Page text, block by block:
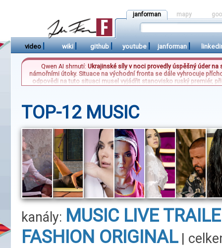
janforman mapy
video | wiki | github | youtube | janforman |
Qwen AI shrnutí: Ukrajinské síly v noci provedly úspěšný úder
námořními útoky. Situace na východní fronta se dále vyhrocuje
odpovědi na tuto situaci musel vyjádřit stanovisko ruský premiér,
TOP-12 MUSIC
kanály: MUSIC LIVE
FASHION ORIGINAL|